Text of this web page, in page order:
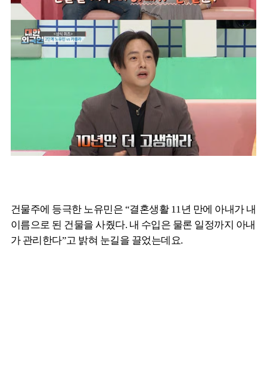
건물주에 등극한 노유민은 “결혼생활 11년 만에 아내가 내
이름으로 된 건물을 사줬다. 내 수입은 물론 일정까지 아내
가 관리한다”고 밝혀 눈길을 끌었는데요.